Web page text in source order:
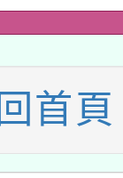
「滿6
施，
理「
節水達
期六
系列
藝術
巡演
及學前
首頁